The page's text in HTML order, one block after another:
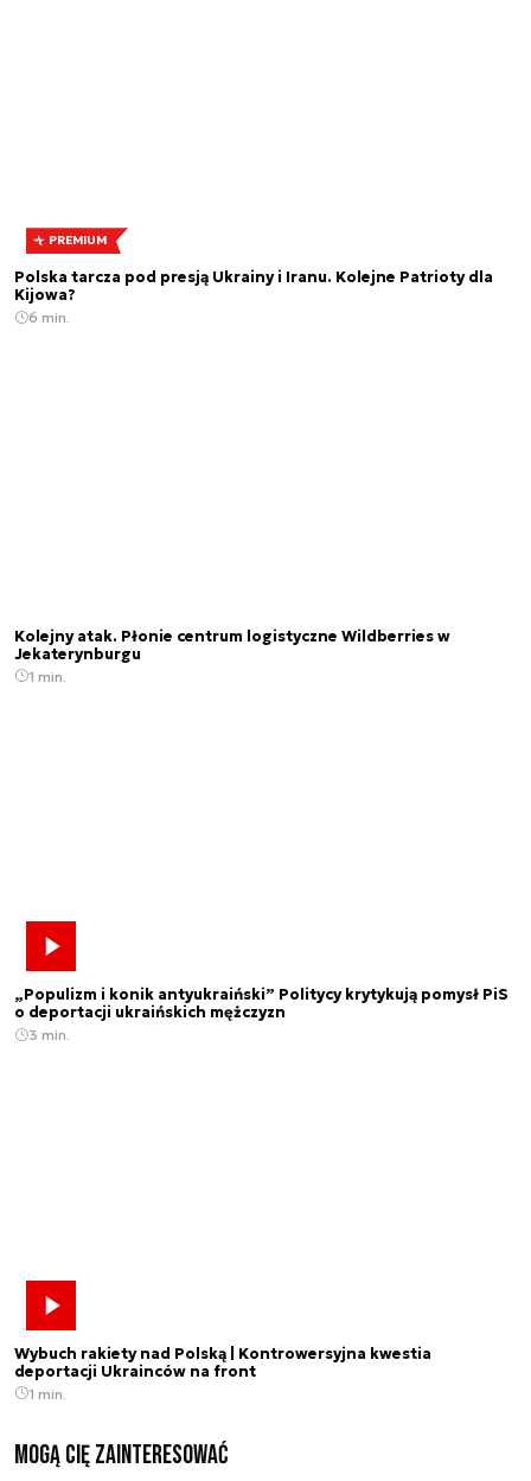
PREMIUM
Polska tarcza pod presją Ukrainy i Iranu. Kolejne Patrioty dla
Kijowa?
6 min.
Kolejny atak. Płonie centrum logistyczne Wildberries w
Jekaterynburgu
1 min.
„Populizm i konik antyukraiński” Politycy krytykują pomysł PiS
o deportacji ukraińskich mężczyzn
3 min.
Wybuch rakiety nad Polską | Kontrowersyjna kwestia
deportacji Ukrainców na front
1 min.
Mogą Cię zainteresować